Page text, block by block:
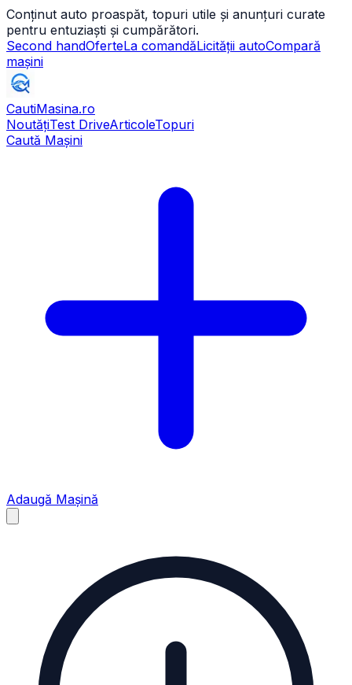
Conținut auto proaspăt, topuri utile și anunțuri curate
pentru entuziaști și cumpărători.
Second handOferteLa comandăLicității autoCompară
mașini
CautiMasina.ro
NoutățiTest DriveArticoleTopuri
Caută Mașini
Adaugă Mașină